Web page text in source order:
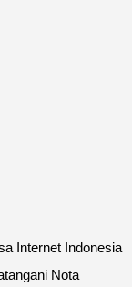
Internet Indonesia
Nota